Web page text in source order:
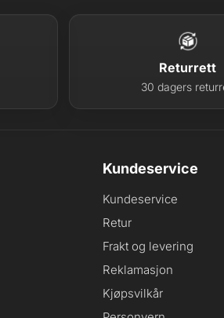
Returrett
30 dagers
Kundeservice
Kundeservice
Retur
Frakt og levering
Reklamasjon
Kjøpsvilkår